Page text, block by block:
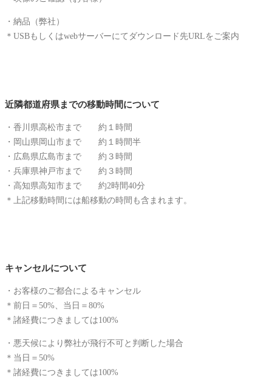
・納品（弊社）
＊USBもしくはwebサーバーにてダウンロード先URLをご案内
近隣都道府県までの移動時間について
・香川県高松市まで 約１時間
・岡山県岡山市まで 約１時間半
・広島県広島市まで 約３時間
・兵庫県神戸市まで 約３時間
・高知県高知市まで 約2時間40分
＊上記移動時間には船移動の時間も含まれます。
キャンセルについて
・お客様のご都合によるキャンセル
＊前日＝50%、当日＝80%
＊諸経費につきましては100%
・悪天候により弊社が飛行不可と判断した場合
＊当日＝50%
＊諸経費につきましては100%